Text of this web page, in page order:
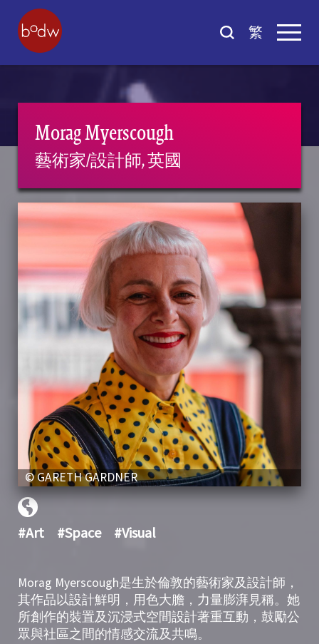
繁
Morag Myerscough是生於倫敦的藝術家及設計師，
其作品以設計鮮明，用色大膽，力量膨湃見稱。她
所創作的裝置及沉浸式空間設計著重互動，鼓勵公
眾與社區之間的情感交流及共鳴。
© GARETH GARDNER
#Art #Space #Visual
Morag Myerscough
藝術家/設計師, 英國